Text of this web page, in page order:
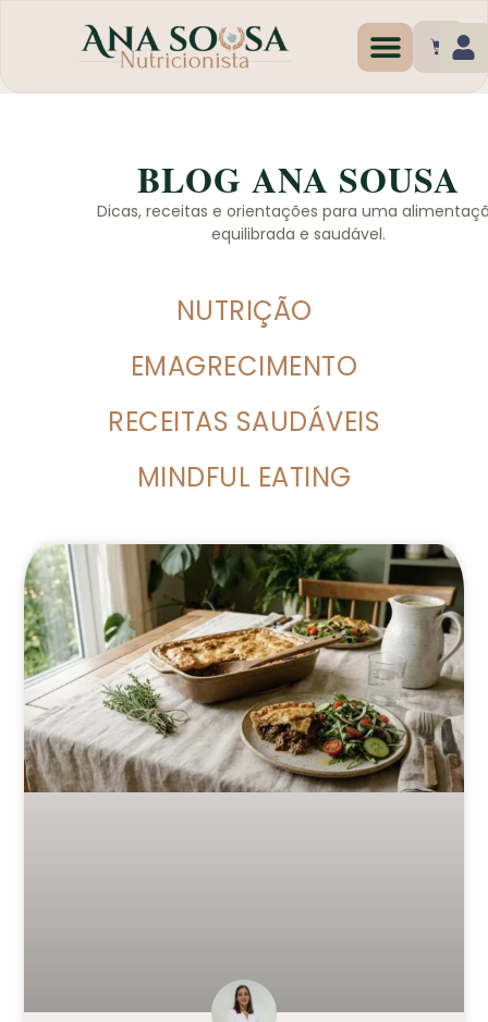
BLOG ANA SOUSA
Dicas, receitas e orientações para uma
equilibrada e saudável.
NUTRIÇÃO
EMAGRECIMENTO
RECEITAS SAUDÁVEIS
MINDFUL EATING